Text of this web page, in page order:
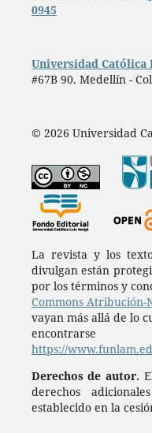
0945
Universidad Católica
#67B 90. Medellín -
© 2026 Universidad
La revista y los
divulgan están
por los términos y
Commons Atribución-
vayan más allá de lo
https://
Derechos de autor.
derechos
establecido en la